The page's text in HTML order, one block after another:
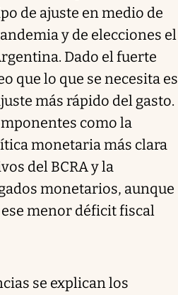
de ajuste en medio de
y de elecciones el
Dado el fuerte
que lo que se necesita es
más rápido del gasto.
como la
monetaria más clara
del BCRA y la
monetarios, aunque
menor déficit fiscal
se explican los